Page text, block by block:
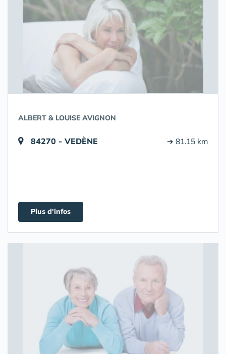
ALBERT & LOUISE AVIGNON
84270 - VEDÈNE ➔ 81.15 km
Plus d'infos